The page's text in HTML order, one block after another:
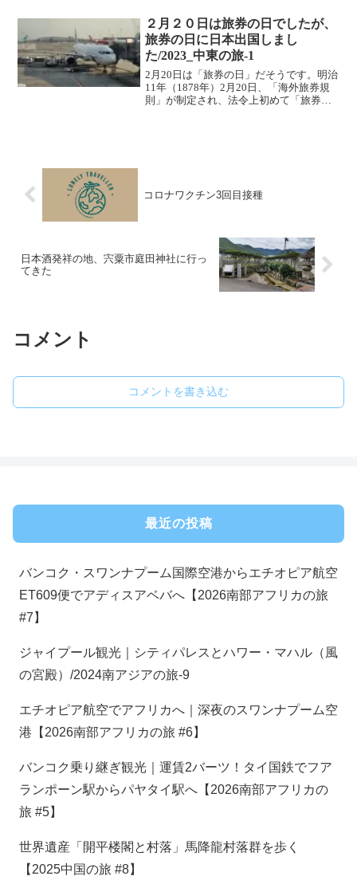
を買おうと思ったのですが、昨日出てい
た屋台は無く、朝食に...
２月２０日は旅券の日でしたが、
旅券の日に日本出国しまし
た/2023_中東の旅-1
2月20日は「旅券の日」だそうです。明治
11年（1878年）2月20日、「海外旅券規
則」が制定され、法令上初めて「旅券」
コロナワクチン3回目接種
日本酒発祥の地、宍粟市庭田神社に行っ
てきた
コメント
コメントを書き込む
最近の投稿
バンコク・スワンナプーム国際空港からエチオピア航空
ET609便でアディスアベバへ【2026南部アフリカの旅
#7】
ジャイプール観光｜シティパレスとハワー・マハル（風
の宮殿）/2024南アジアの旅-9
エチオピア航空でアフリカへ｜深夜のスワンナプーム空
港【2026南部アフリカの旅 #6】
バンコク乗り継ぎ観光｜運賃2バーツ！タイ国鉄でフア
ランポーン駅からパヤタイ駅へ【2026南部アフリカの
旅 #5】
世界遺産「開平楼閣と村落」馬降龍村落群を歩く
【2025中国の旅 #8】